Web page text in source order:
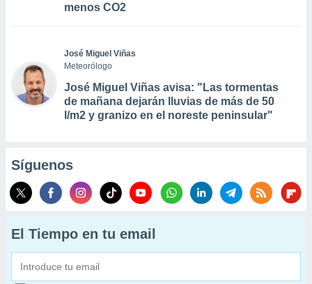
menos CO2
José Miguel Viñas
Meteorólogo
José Miguel Viñas avisa: "Las tormentas
de mañana dejarán lluvias de más de 50
l/m2 y granizo en el noreste peninsular"
Síguenos
El Tiempo en tu email